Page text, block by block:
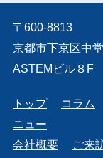
〒600-8813
京都市下京区中
ASTEMビル８F
トップ コラム
ニュー
会社概要
ご来